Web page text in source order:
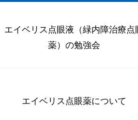
エイベリス点眼液（緑内障治療点
薬）の勉強会
エイベリス点眼薬について